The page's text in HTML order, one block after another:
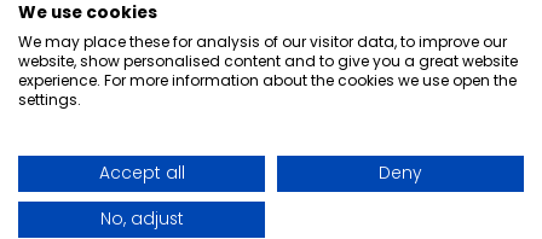
We use cookies
We may place these for analysis of our visitor data, to improve our
website, show personalised content and to give you a great website
experience. For more information about the cookies we use open the
settings.
Accept all
Deny
No, adjust